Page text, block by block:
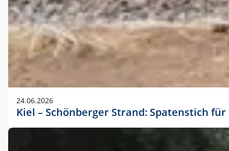
24.06.2026
Kiel – Schönberger Strand: Spatenstich